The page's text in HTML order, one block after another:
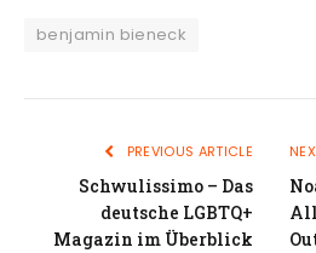
benjamin bieneck
PREVIOUS ARTICLE
Schwulissimo – Das
deutsche LGBTQ+
Magazin im Überblick